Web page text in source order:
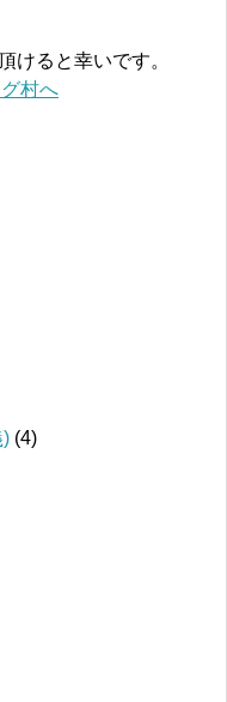
けると幸いです。
) (4)